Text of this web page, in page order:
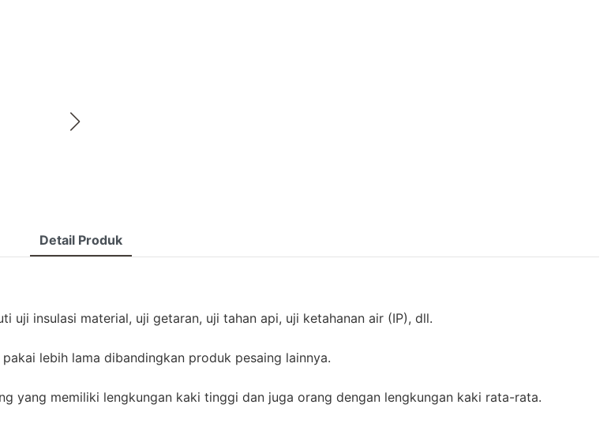
Detail Produk
uji insulasi material, uji getaran, uji tahan api, uji ketahanan air (IP), dll.
lebih lama dibandingkan produk pesaing lainnya.
yang memiliki lengkungan kaki tinggi dan juga orang dengan lengkungan kaki rata-rata.